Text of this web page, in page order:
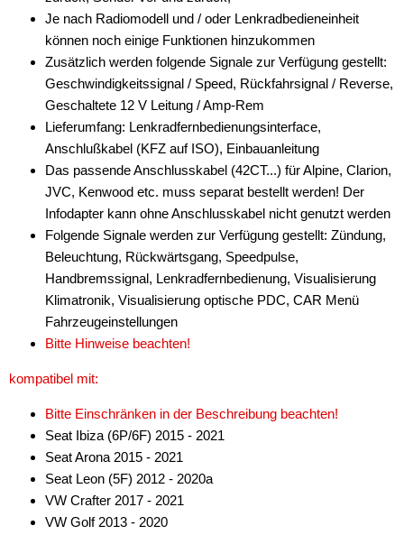
Je nach Radiomodell und / oder Lenkradbedieneinheit
können noch einige Funktionen hinzukommen
Zusätzlich werden folgende Signale zur Verfügung gestellt:
Geschwindigkeitssignal / Speed, Rückfahrsignal / Reverse,
Geschaltete 12 V Leitung / Amp-Rem
Lieferumfang: Lenkradfernbedienungsinterface,
Anschlußkabel (KFZ auf ISO), Einbauanleitung
Das passende Anschlusskabel (42CT...) für Alpine, Clarion,
JVC, Kenwood etc. muss separat bestellt werden! Der
Infodapter kann ohne Anschlusskabel nicht genutzt werden
Folgende Signale werden zur Verfügung gestellt: Zündung,
Beleuchtung, Rückwärtsgang, Speedpulse,
Handbremssignal, Lenkradfernbedienung, Visualisierung
Klimatronik, Visualisierung optische PDC, CAR Menü
Fahrzeugeinstellungen
Bitte Hinweise beachten!
kompatibel mit:
Bitte Einschränken in der Beschreibung beachten!
Seat Ibiza (6P/6F) 2015 - 2021
Seat Arona 2015 - 2021
Seat Leon (5F) 2012 - 2020a
VW Crafter 2017 - 2021
VW Golf 2013 - 2020